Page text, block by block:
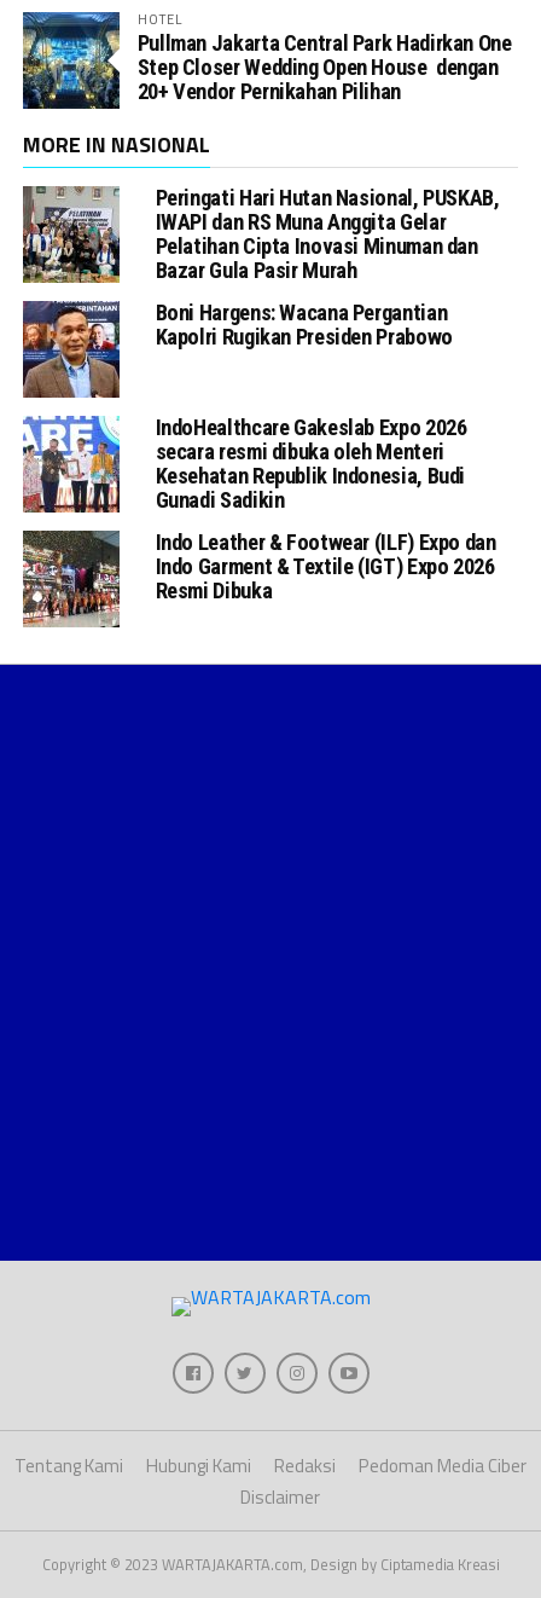
HOTEL
Pullman Jakarta Central Park Hadirkan One
Step Closer Wedding Open House dengan
20+ Vendor Pernikahan Pilihan
MORE IN NASIONAL
Peringati Hari Hutan Nasional, PUSKAB,
IWAPI dan RS Muna Anggita Gelar
Pelatihan Cipta Inovasi Minuman dan
Bazar Gula Pasir Murah
Boni Hargens: Wacana Pergantian
Kapolri Rugikan Presiden Prabowo
IndoHealthcare Gakeslab Expo 2026
secara resmi dibuka oleh Menteri
Kesehatan Republik Indonesia, Budi
Gunadi Sadikin
Indo Leather & Footwear (ILF) Expo dan
Indo Garment & Textile (IGT) Expo 2026
Resmi Dibuka
Tentang Kami Hubungi Kami Redaksi
Pedoman Media Ciber
Disclaimer
Copyright © 2023 WARTAJAKARTA.com, Design by Ciptamedia Kreasi